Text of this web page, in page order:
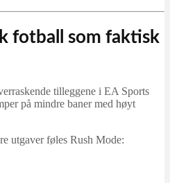
fotball som faktisk
tilleggene i EA Sports
på mindre baner med høyt
utgaver føles Rush Mode: